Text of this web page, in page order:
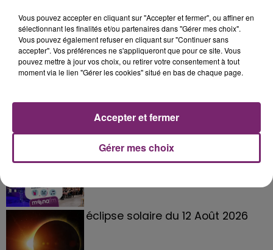
La Bulle - Guinguette éphémère
de Frelinghien !
éclipse solaire du 12 Août 2026
Vous pouvez accepter en cliquant sur "Accepter et fermer", ou affiner en
sélectionnant les finalités et/ou partenaires dans "Gérer mes choix".
Vous pouvez également refuser en cliquant sur "Continuer sans
accepter". Vos préférences ne s'appliqueront que pour ce site. Vous
pouvez mettre à jour vos choix, ou retirer votre consentement à tout
moment via le lien "Gérer les cookies" situé en bas de chaque page.
Gérer mes choix
Accepter et fermer